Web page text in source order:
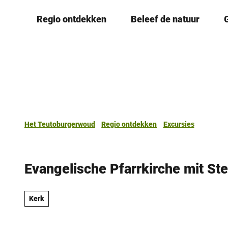
Regio ontdekken Beleef de natuur
Het Teutoburgerwoud Regio ontdekken
Excursies
Evangelische Pfarrkirche mit
Kerk